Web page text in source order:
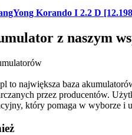
Korando I 2.2 D
z naszym
to największa baza
przez producentów.
który pomaga w wyborze i